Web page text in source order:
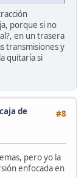
porque si no
en un trasera
transmisiones y
quitaría si
#8
de
pero yo la
enfocada en